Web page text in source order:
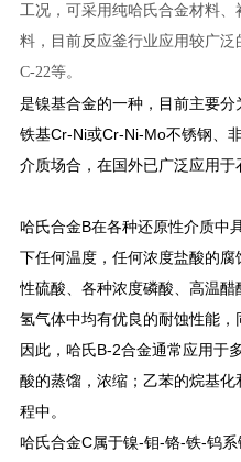
工况，可采用纯哈氏合金材料
料，目前反应釜行业应用较广泛
C-22等。
是镍基合金的一种，目前主要
铁基Cr-Ni或Cr-Ni-Mo不锈钢、
介质场合，在国外已广泛应用于
哈氏合金B在各种还原性介质中
下任何温度，任何浓度盐酸的
性硫酸、各种浓度磷酸、高温
氢气体中均有优良的耐蚀性能，
因此，哈氏B-2合金通常应用于
酸的蒸馏，浓缩；乙苯的烷基
程中。
哈氏合金C属于镍-钼-铬-铁-钨